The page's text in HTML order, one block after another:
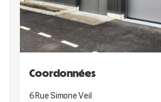
Coordonnées
6 Rue Simone Veil